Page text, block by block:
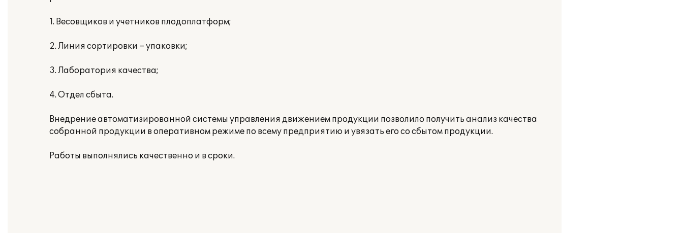
1. Весовщиков и учетников плодоплатформ;
2. Линия сортировки – упаковки;
3. Лаборатория качества;
4. Отдел сбыта.
Внедрение автоматизированной системы управления движением продукции позволило получить анализ качества
собранной продукции в оперативном режиме по всему предприятию и увязать его со сбытом продукции.
Работы выполнялись качественно и в сроки.